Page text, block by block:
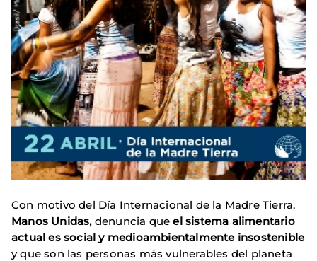
Con motivo del Día Internacional de la Madre Tierra,
Manos Unidas, denuncia queel sistema alimentario
actual es social y medioambientalmente insostenible
y que son las personas más vulnerables del planeta